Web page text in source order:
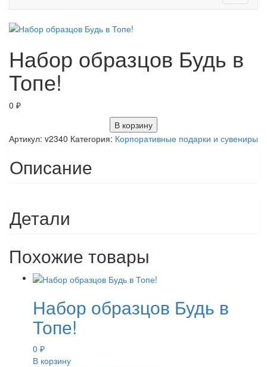
Набор образцов Будь в
Топе!
0 ₽
В корзину
Артикул: v2340 Категория: Корпоративные подарки и сувениры
Описание
Детали
Похожие товары
Набор образцов Будь в
Топе!
0 ₽
В корзину